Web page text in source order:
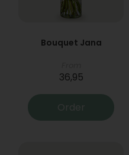
Bouquet Jana
36,95
Order